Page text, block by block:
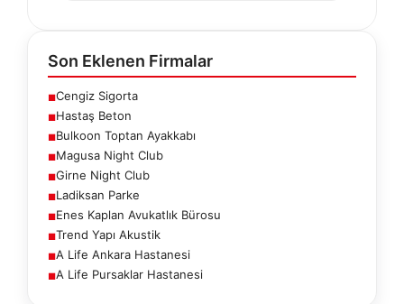
Son Eklenen Firmalar
■Cengiz Sigorta
■Hastaş Beton
■Bulkoon Toptan Ayakkabı
■Magusa Night Club
■Girne Night Club
■Ladiksan Parke
■Enes Kaplan Avukatlık Bürosu
■Trend Yapı Akustik
■A Life Ankara Hastanesi
■A Life Pursaklar Hastanesi